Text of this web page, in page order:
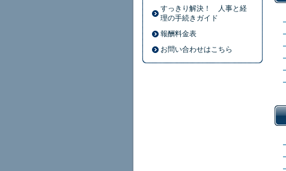
すっきり解決！ 人事と経
理の手続きガイド
報酬料金表
お問い合わせはこちら